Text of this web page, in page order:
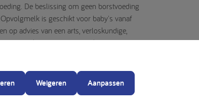
De beslissing om geen borstvoeding
is geschikt voor baby's vanaf
op advies van een arts, verloskundige,
voor moeder- en kindzorg,
Weigeren Aanpassen